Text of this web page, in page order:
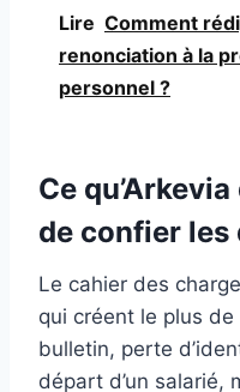
Lire Comment
renonciation à la
personnel ?
Ce
de confier les
Le cahier des
qui créent le plus de
bulletin, perte
départ d’un salarié,